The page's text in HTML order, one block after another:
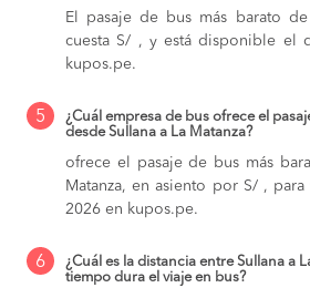
El pasaje de bus más barato de
cuesta S/ , y está disponible el
kupos.pe.
5
¿Cuál empresa de bus ofrece el
desde Sullana a La Matanza?
ofrece el pasaje de bus más
Matanza, en asiento por S/ ,
2026 en kupos.pe.
6
¿Cuál es la distancia entre Sullana a
tiempo dura el viaje en bus?